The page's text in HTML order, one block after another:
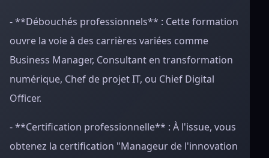
- **Débouchés professionnels** : Cette formation
ouvre la voie à des carrières variées comme
Business Manager, Consultant en transformation
numérique, Chef de projet IT, ou Chief Digital
Officer.
- **Certification professionnelle** : À l'issue, vous
obtenez la certification "Manageur de l'innovation